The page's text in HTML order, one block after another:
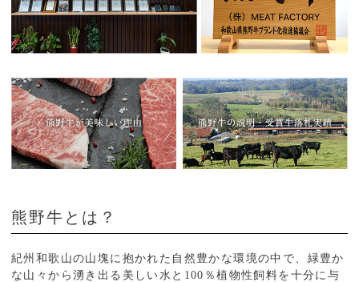
熊野牛とは？
紀州和歌山の山塊に抱かれた自然豊かな環境の中で、緑豊か
な山々から湧き出る美しい水と100％植物性飼料を十分に与